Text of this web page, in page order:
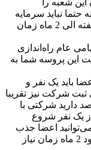
حتما نباید سرمایه
اولیه داشته باشید و برای ثبت آن به 2 هفته الی 2 ماه زمان
عام راه‌اندازی
این پروسه شما به
باید یک نفر و
ثبت شرکت نیز تقریبا
دارید شرکتی با
یک نفر شروع
اعضا جذب
نمایید. برای ثبت این شرکت شما به حدود 2 ماه زمان نیاز